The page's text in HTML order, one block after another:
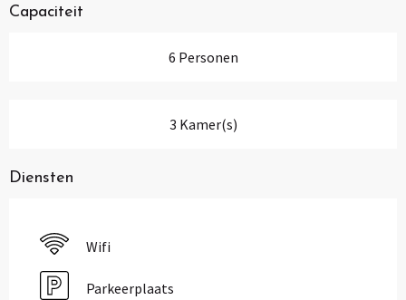
Capaciteit
6 Personen
3 Kamer(s)
Diensten
Wifi
Parkeerplaats